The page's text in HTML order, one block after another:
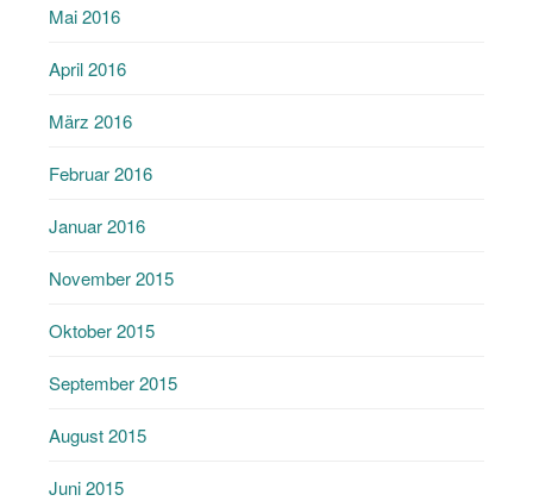
Mai 2016
April 2016
März 2016
Februar 2016
Januar 2016
November 2015
Oktober 2015
September 2015
August 2015
Juni 2015